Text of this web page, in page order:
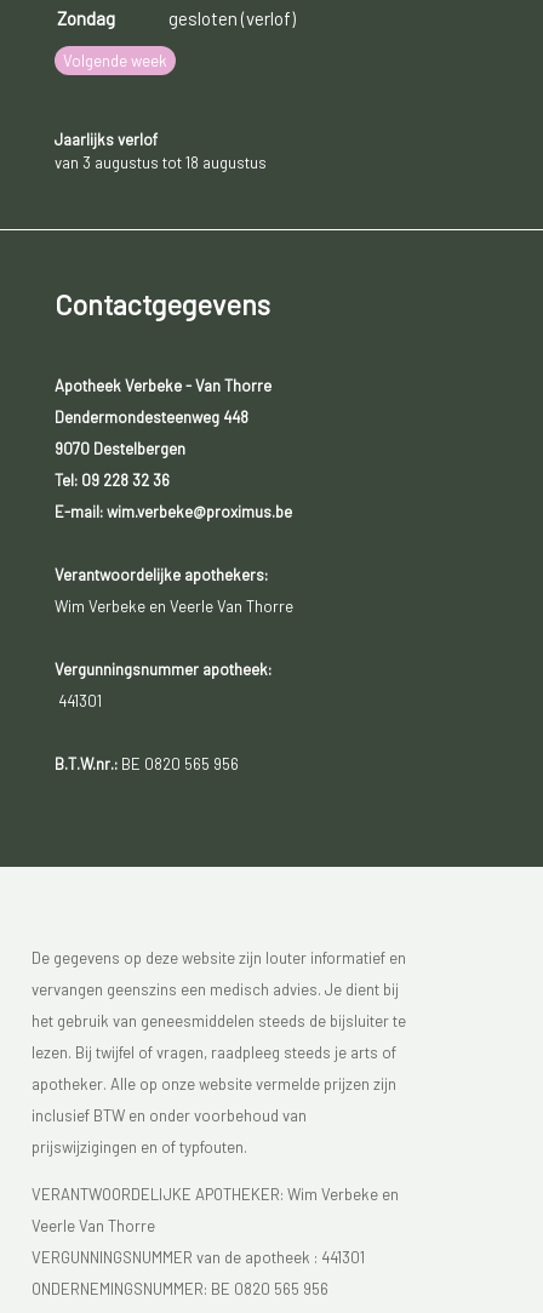
Zondag
gesloten (verlof)
Volgende week
Jaarlijks verlof
van 3 augustus tot 18 augustus
Contactgegevens
Apotheek Verbeke - Van Thorre
Dendermondesteenweg 448
9070 Destelbergen
Tel: 09 228 32 36
E-mail: wim.verbeke@proximus.be
Verantwoordelijke apothekers:
Wim Verbeke en Veerle Van Thorre
Vergunningsnummer apotheek:
441301
B.T.W.nr.:BE 0820 565 956
De gegevens op deze website zijn louter informatief en
vervangen geenszins een medisch advies. Je dient bij
het gebruik van geneesmiddelen steeds de bijsluiter te
lezen. Bij twijfel of vragen, raadpleeg steeds je arts of
apotheker. Alle op onze website vermelde prijzen zijn
inclusief BTW en onder voorbehoud van
prijswijzigingen en of typfouten.
VERANTWOORDELIJKE APOTHEKER: Wim Verbeke en
Veerle Van Thorre
VERGUNNINGSNUMMER van de apotheek : 441301
ONDERNEMINGSNUMMER: BE 0820 565 956